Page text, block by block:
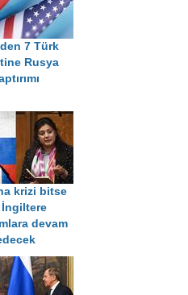
7 Türk
Rusya
krizi bitse
İngiltere
devam